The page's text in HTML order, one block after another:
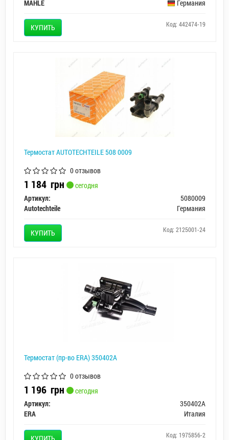
MAHLE Германия
КУПИТЬ Код: 442474-19
Термостат AUTOTECHTEILE 508 0009
0 отзывов
1 184 грн
сегодня
Артикул:
5080009
Autotechteile
Германия
КУПИТЬ Код: 2125001-24
Термостат (пр-во ERA) 350402A
0 отзывов
1 196 грн
сегодня
Артикул:
350402A
ERA
Италия
Код: 1975856-2